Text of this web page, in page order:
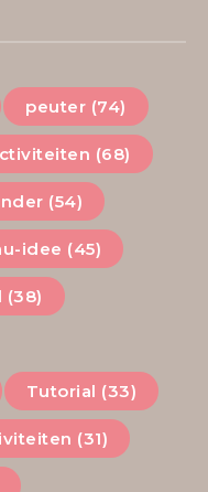
peuter (74)
(68)
(54)
idee (45)
(38)
Tutorial (33)
(31)